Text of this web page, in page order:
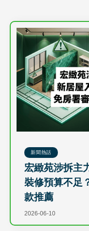
新聞熱話
宏緻苑涉拆主
裝修預算不足
款推薦
2026-06-10